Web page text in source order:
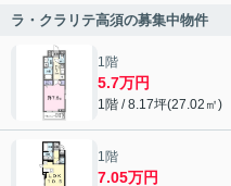
ラ・クラリテ高須の募集中物件
1階
5.7万円
1階 / 8.17坪(27.02㎡)
1階
7.05万円